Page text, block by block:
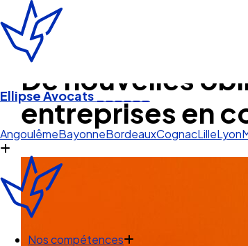
Ellipse Avocats ______
Lille
Angoulême
De nouvelles
entreprises en